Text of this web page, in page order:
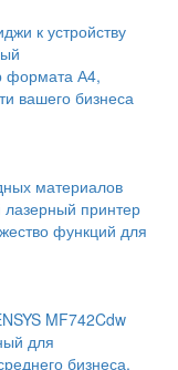
к устройству
формата А4,
вашего бизнеса
материалов
принтер
функций для
MF742Cdw
для
бизнеса,